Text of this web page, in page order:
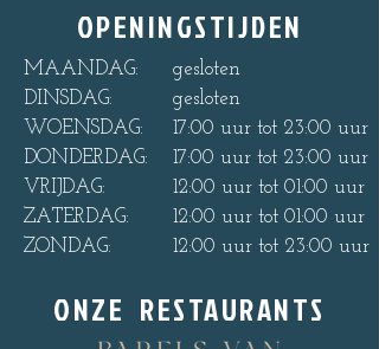
OPENINGSTIJDEN
MAANDAG:
DINSDAG:
WOENSDAG:
DONDERDAG:
VRIJDAG:
ZATERDAG:
ZONDAG:
gesloten
gesloten
17:00 uur tot 23:00
17:00 uur tot 23:00 uur
12:00 uur tot 01:00
12:00 uur tot 01:00 uur
12:00 uur tot 23:00
ONZE RESTAURANTS